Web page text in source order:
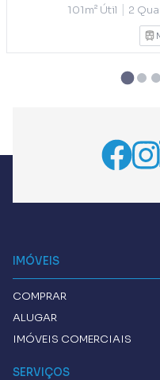
101m² Útil | 2
IMÓVEIS
COMPRAR
ALUGAR
IMÓVEIS COMERCIAIS
SERVIÇOS